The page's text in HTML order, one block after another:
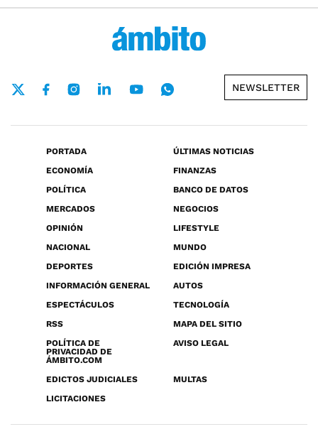
NEWSLETTER
PORTADA
ÚLTIMAS NOTICIAS
ECONOMÍA
FINANZAS
POLÍTICA
BANCO DE DATOS
MERCADOS
NEGOCIOS
OPINIÓN
LIFESTYLE
NACIONAL
MUNDO
DEPORTES
EDICIÓN IMPRESA
INFORMACIÓN GENERAL
AUTOS
ESPECTÁCULOS
TECNOLOGÍA
RSS
MAPA DEL SITIO
POLÍTICA DE
PRIVACIDAD DE
ÁMBITO.COM
AVISO LEGAL
EDICTOS JUDICIALES
MULTAS
LICITACIONES